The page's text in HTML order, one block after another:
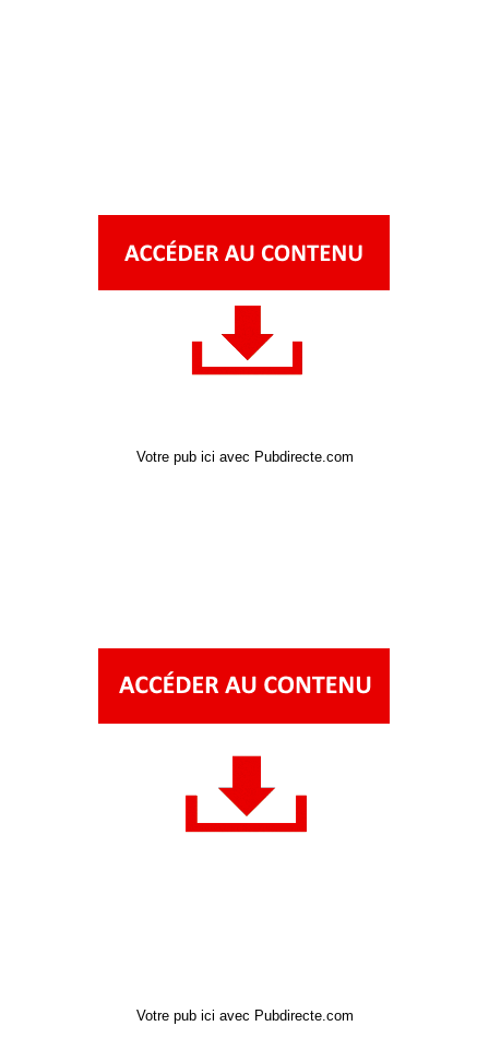
Votre pub ici avec Pubdirecte.com
Votre pub ici avec Pubdirecte.com